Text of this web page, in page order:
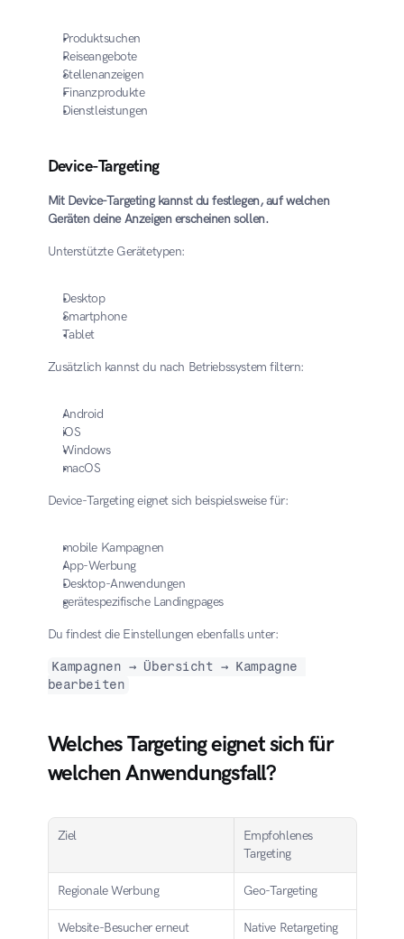
Produktsuchen
Reiseangebote
Stellenanzeigen
Finanzprodukte
Dienstleistungen
Device-Targeting
Mit Device-Targeting kannst du festlegen, auf welchen
Geräten deine Anzeigen erscheinen sollen.
Unterstützte Gerätetypen:
Desktop
Smartphone
Tablet
Zusätzlich kannst du nach Betriebssystem filtern:
Android
iOS
Windows
macOS
Device-Targeting eignet sich beispielsweise für:
mobile Kampagnen
App-Werbung
Desktop-Anwendungen
gerätespezifische Landingpages
Du findest die Einstellungen ebenfalls unter:
Kampagnen → Übersicht → Kampagne
bearbeiten
Welches Targeting eignet sich für
welchen Anwendungsfall?
Ziel
Empfohlenes
Targeting
Regionale Werbung Geo-Targeting
Website-Besucher erneut
Native Retargeting